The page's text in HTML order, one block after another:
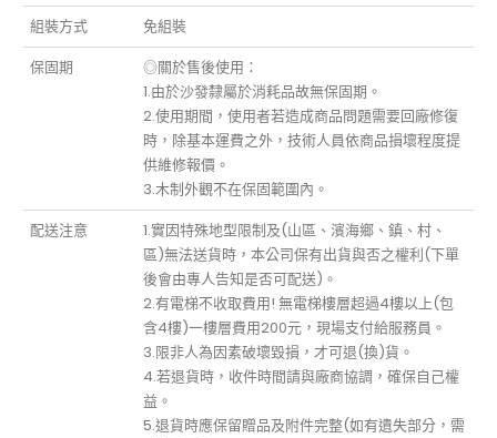
組裝方式
免組裝
保固期
◎關於售後使用：
1.由於沙發隸屬於消耗品故無保固期。
2.使用期間，使用者若造成商品問題需要回廠修復
時，除基本運費之外，技術人員依商品損壞程度提
供維修報價。
3.木制外觀不在保固範圍內。
配送注意
1.實因特殊地型限制及(山區、濱海鄉、鎮、村、
區)無法送貨時，本公司保有出貨與否之權利(下單
後會由專人告知是否可配送)。
2.有電梯不收取費用! 無電梯樓層超過4樓以上(包
含4樓)一樓層費用200元，現場支付給服務員。
3.限非人為因素破壞毀損，才可退(換)貨。
4.若退貨時，收件時間請與廠商協調，確保自己權
益。
5.退貨時應保留贈品及附件完整(如有遺失部分，需